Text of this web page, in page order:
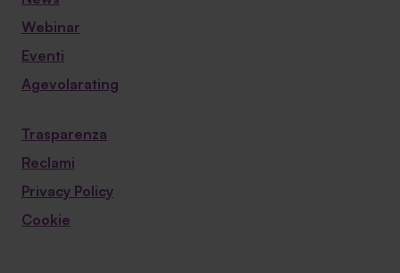
Webinar
Eventi
Agevolarating
Trasparenza
Reclami
Privacy Policy
Cookie